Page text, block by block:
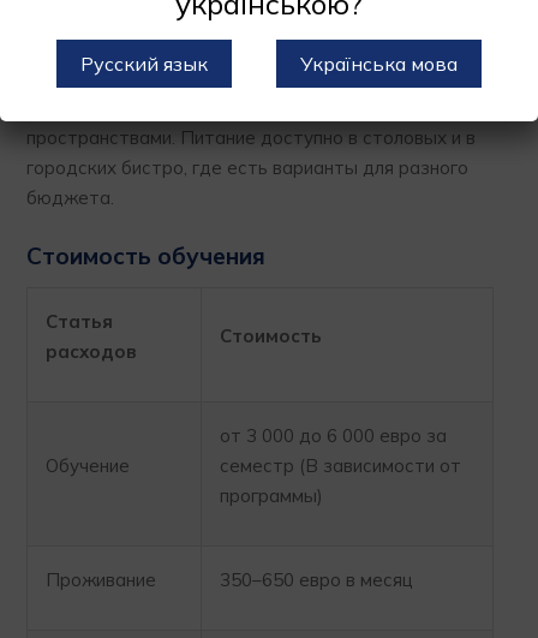
отдыха: парки, театры, недорогие студенческие
кафе, концерты, музеи. Студенты могут
пользоваться велосипедными дорожками,
пространствами. Питание доступно в столовых и в
городских бистро, где есть варианты для разного
бюджета.
Стоимость обучения
Статья
расходов
Стоимость
Обучение
от 3 000 до 6 000 евро за
семестр (В зависимости от
программы)
Проживание 350–650 евро в месяц
Русский язык Українська мова